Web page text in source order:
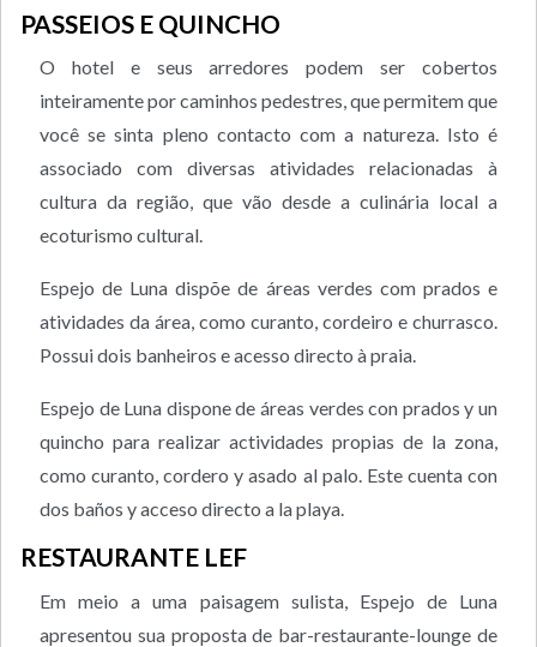
PASSEIOS E QUINCHO
O hotel e seus arredores podem ser cobertos
inteiramente por caminhos pedestres, que permitem que
você se sinta pleno contacto com a natureza. Isto é
associado com diversas atividades relacionadas à
cultura da região, que vão desde a culinária local a
ecoturismo cultural.
Espejo de Luna dispõe de áreas verdes com prados e
atividades da área, como curanto, cordeiro e churrasco.
Possui dois banheiros e acesso directo à praia.
Espejo de Luna dispone de áreas verdes con prados y un
quincho para realizar actividades propias de la zona,
como curanto, cordero y asado al palo. Este cuenta con
dos baños y acceso directo a la playa.
RESTAURANTE LEF
Em meio a uma paisagem sulista, Espejo de Luna
apresentou sua proposta de bar-restaurante-lounge de